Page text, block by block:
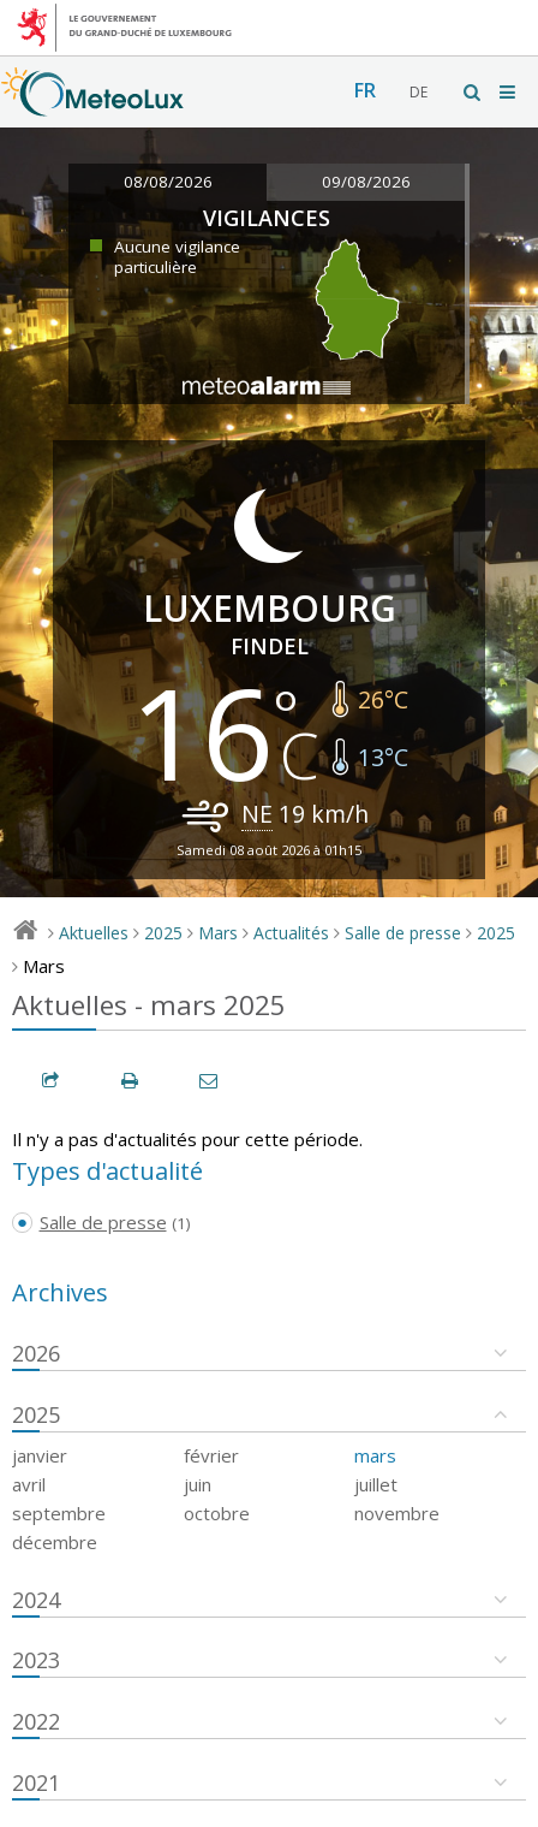
FR DE
08/08/2026 09/08/2026
VIGILANCES
Aucune vigilance
particulière
LUXEMBOURG
FINDEL
16 26°C
13°C
NE 19 km/h
Samedi 08 août 2026 à 01h15
> Aktuelles > 2025 > Mars > Actualités > Salle de presse > 2025
> Mars
Aktuelles - mars 2025
Il n'y a pas d'actualités pour cette période.
Types d'actualité
Salle de presse (1)
Archives
2026
2025
janvier février
mars
avril
juin
juillet
septembre
octobre
novembre
décembre
2024
2023
2022
2021